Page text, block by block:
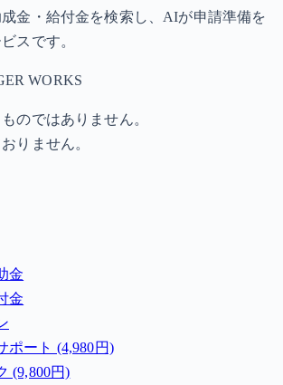
金・給付金を検索し、AIが申請準備を
スです。
WORKS
のではありません。
りません。
金
金
ポート (4,980円)
(9,800円)